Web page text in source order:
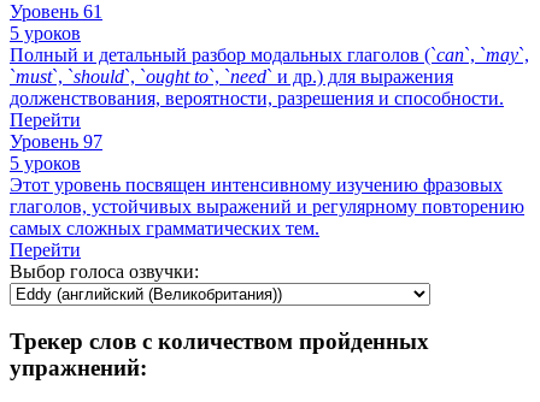
Уровень 61
5 уроков
Полный и детальный разбор модальных глаголов (`can`, `may`,
`must`, `should`, `ought to`, `need` и др.) для выражения
долженствования, вероятности, разрешения и способности.
Перейти
Уровень 97
5 уроков
Этот уровень посвящен интенсивному изучению фразовых
глаголов, устойчивых выражений и регулярному повторению
самых сложных грамматических тем.
Перейти
Выбор голоса озвучки:
Трекер слов с количеством пройденных
упражнений: